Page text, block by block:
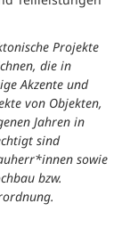
Projekte
die in
Akzente und
von Objekten,
Jahren in
sind
sowie
bzw.